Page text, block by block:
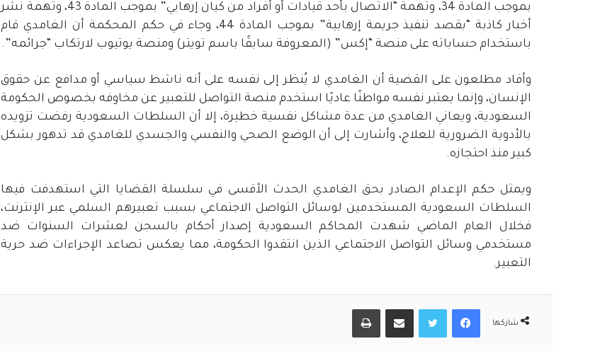
بموجب المادة 34، وتهمة “الاتصال بأحد قيادات أو أفراد من كيان إرهابي” بموجب المادة 43، وتهمة نشر
أخبار كاذبة “بقصد تنفيذ جريمة إرهابية” بموجب المادة 44، وجاء في حكم المحكمة أن الغامدي قام
باستخدام حساباته على منصة “إكس” (المعروفة سابقًا باسم تويتر) ومنصة يوتيوب لارتكاب “جرائمه”.
وأفاد مطلعون على القضية أن الغامدي لا يُنظر إلى نفسه على أنه ناشط سياسي أو مدافع عن حقوق
الإنسان، وإنما يعتبر نفسه مواطنًا عاديًا استخدم منصة التواصل للتعبير عن مخاوفه بخصوص الحكومة
السعودية، ويعاني الغامدي من عدة مشاكل نفسية خطيرة، إلا أن السلطات السعودية رفضت تزويده
بالأدوية الضرورية للعلاج، وأشارت إلى أن الوضع الصحي والنفسي والجسدي للغامدي قد تدهور بشكل
كبير منذ احتجازه.
ويمثل حكم الإعدام الصادر بحق الغامدي الحدث الأقسى في سلسلة القضايا التي استهدفت فيها
السلطات السعودية المستخدمين لوسائل التواصل الاجتماعي بسبب تعبيرهم السلمي عبر الإنترنت،
فخلال العام الماضي شهدت المحاكم السعودية إصدار أحكام بالسجن لعشرات السنوات ضد
مستخدمي وسائل التواصل الاجتماعي الذين انتقدوا الحكومة، مما يعكس تصاعد الإجراءات ضد حرية
التعبير.
شاركها
فيسبوكتويتر مشاركة عبر البريد طباعة